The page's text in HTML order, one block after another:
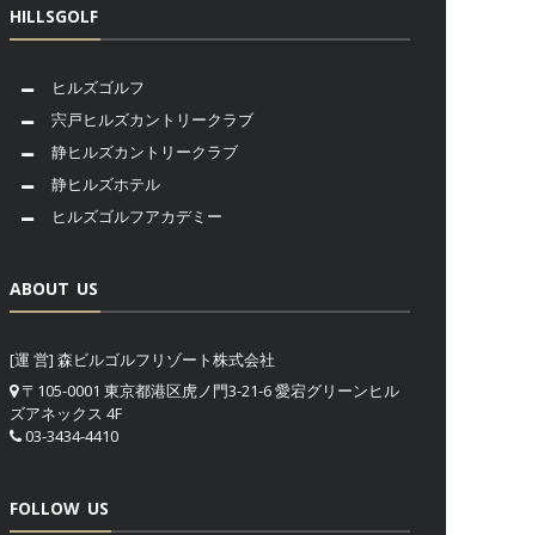
HILLSGOLF
ヒルズゴルフ
宍戸ヒルズカントリークラブ
静ヒルズカントリークラブ
静ヒルズホテル
ヒルズゴルフアカデミー
ABOUT US
[運 営] 森ビルゴルフリゾート株式会社
〒105-0001 東京都港区虎ノ門3-21-6 愛宕グリーンヒル
ズアネックス 4F
03-3434-4410
FOLLOW US